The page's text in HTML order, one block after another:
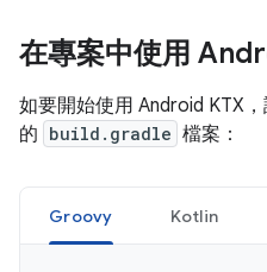
在專案中使用
如要開始使用 Android KTX
的 build.gradle 檔案：
Groovy Kotlin